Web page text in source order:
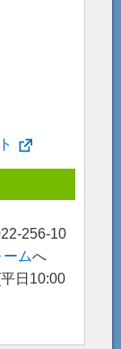
256-10
ムへ
日10:00